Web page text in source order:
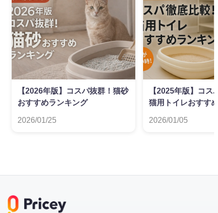
【2026年版】コスパ抜群！猫砂
おすすめランキング
2026/01/25
【2025年版】コス
猫用トイレおすす
2026/01/05